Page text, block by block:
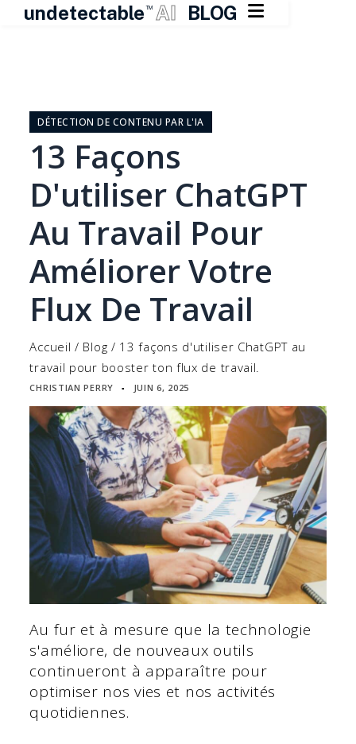
undetectable TM AI BLOG 
contentDÉTECTION DE CONTENU PAR L'IA
13 Façons
D'utiliser ChatGPT
Au Travail Pour
Améliorer Votre
Flux De Travail
Accueil / Blog / 13 façons d'utiliser ChatGPT au
travail pour booster ton flux de travail.
CHRISTIAN PERRY ▪ JUIN 6, 2025
Au fur et à mesure que la technologie
s'améliore, de nouveaux outils
continueront à apparaître pour
optimiser nos vies et nos activités
quotidiennes.